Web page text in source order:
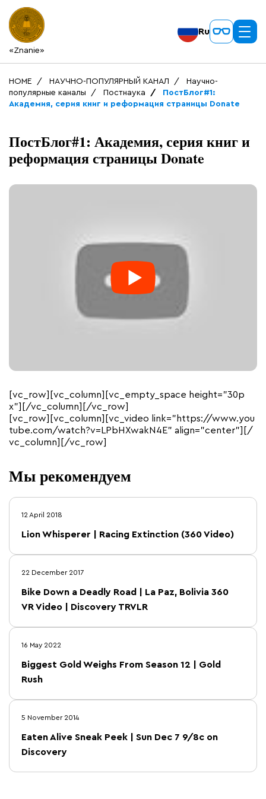
«Znanie»
Ru
HOME НАУЧНО-ПОПУЛЯРНЫЙ КАНАЛ
Научно-
популярные каналы
Постнаука
ПостБлог#1:
Академия, серия книг и реформация страницы Donate
ПостБлог#1: Академия, серия книг и
реформация страницы Donate
[vc_row][vc_column][vc_empty_space height=”30p
x”][/vc_column][/vc_row]
[vc_row][vc_column][vc_video link=”https://www.you
tube.com/watch?v=LPbHXwakN4E” align=”center”][/
vc_column][/vc_row]
Мы рекомендуем
12 April 2018
Lion Whisperer | Racing Extinction (360 Video)
22 December 2017
Bike Down a Deadly Road | La Paz, Bolivia 360
VR Video | Discovery TRVLR
16 May 2022
Biggest Gold Weighs From Season 12 | Gold
Rush
5 November 2014
Eaten Alive Sneak Peek | Sun Dec 7 9/8c on
Discovery